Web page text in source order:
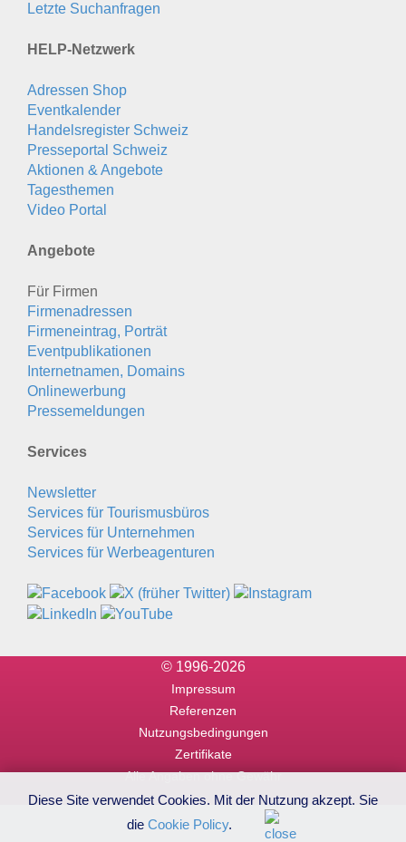
Letzte Suchanfragen
HELP-Netzwerk
Adressen Shop
Eventkalender
Handelsregister Schweiz
Presseportal Schweiz
Aktionen & Angebote
Tagesthemen
Video Portal
Angebote
Für Firmen
Firmenadressen
Firmeneintrag, Porträt
Eventpublikationen
Internetnamen, Domains
Onlinewerbung
Pressemeldungen
Services
Newsletter
Services für Tourismusbüros
Services für Unternehmen
Services für Werbeagenturen
© 1996-2026
Impressum
Referenzen
Nutzungsbedingungen
Zertifikate
Alle Angaben ohne Gewähr
Diese Site verwendet Cookies. Mit der Nutzung akzept. Sie
die Cookie Policy.